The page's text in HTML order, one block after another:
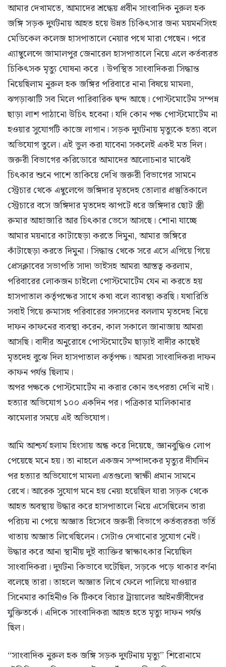
আমার দেখামতে, আমাদের শ্রদ্ধেয় প্রবীন সাংবাদিক নুরুল হক
জঙ্গি সড়ক দুর্ঘটনায় আহত হয়ে উন্নত চিকিৎসার জন্য ময়মনসিংহ
মেডিকেল কলেজ হাসপাতালে নেয়ার পথে মারা গেছেন। পরে
এ্যাম্বুলেন্সে জামালপুর জেনারেল হাসপাতালে নিয়ে এলে কর্তব্যরত
চিকিৎসক মৃত্যু ঘোষনা করে । উপস্থিত সাংবাদিকরা সিদ্ধান্ত
নিয়েছিলাম নুরুল হক জঙ্গির পরিবারে নানা বিষয়ে মামলা,
ঝগড়াঝাটি সব মিলে পারিবারিক দ্বন্দ আছে। পোস্টমোর্টেম সম্পন্ন
ছাড়া লাশ পাঠানো উচিৎ হবেনা। যদি কোন পক্ষ পোস্টমোর্টেম না
হওয়ার সুযোগটি কাজে লাগান। সড়ক দুর্ঘটনায় মৃত্যুকে হত্যা বলে
অভিযোগ তুলে। এই ভুল করা যাবেনা সকলেই একই মত দিল।
জরুরী বিভাগের করিডোরে আমাদের আলোচনার মাঝেই
চিৎকার শুনে পাশে তাকিয়ে দেখি জরুরী বিভাগের সামনে
স্ট্রেচার থেকে এম্বুলেন্সে জঙ্গিদার মৃতদেহ তোলার প্রস্তুতিকালে
স্ট্রেচারে বসে জঙ্গিদার মৃতদেহ ঝাপটে ধরে জঙ্গিদার ছোট স্ত্রী
রুমার আহাজারি আর চিৎকার ভেসে আসছে। শোনা যাচ্ছে
আমার ময়নারে কাটাছেড়া করতে দিমুনা, আমার জঙ্গিরে
কাঁটাছেড়া করতে দিমুনা। সিদ্ধান্ত থেকে সরে এসে এগিয়ে গিয়ে
প্রেসক্লাবের সভাপতি সাদা ভাইসহ আমরা আস্তত্ব করলাম,
পরিবারের লোকজন চাইলো পোস্টমোর্টেম যেন না করতে হয়
হাসপাতাল কর্তৃপক্ষের সাথে কথা বলে ব্যাবস্থা করছি। যথারিতি
সবাই গিয়ে রুমাসহ পরিবারের সদস্যদের বললাম মৃতদেহ নিয়ে
দাফন কাফনের ব্যবস্থা করেন, কাল সকালে জানাজায় আমরা
আসছি। বাদীর অনুরোধে পোস্টমোর্টেম ছাড়াই বাদীর কাছেই
মৃতদেহ বুঝে দিল হাসপাতাল কর্তৃপক্ষ। আমরা সাংবাদিকরা দাফন
কাফন পর্যন্ত ছিলাম।
অপর পক্ষকে পোস্টমোর্টেম না করার কোন তৎপরতা দেখি নাই।
হত্যার অভিযোগ ১০০ একদিন পর। পত্রিকার মালিকানার
ঝামেলার সময়ে এই অভিযোগ।
আমি আশ্চর্য হলাম হিংসায় অন্ধ করে দিয়েছে, জ্ঞানবুদ্ধিও লোপ
পেয়েছে মনে হয়। তা নাহলে একজন সম্পাদকের মৃত্যুর দীর্ঘদিন
পর হত্যার অভিযোগে মামলা এতগুলো স্বাক্ষী প্রমান সামনে
রেখে। আরেক সুযোগ মনে হয় নেয়া হয়েছিল যারা সড়ক থেকে
আহত অবস্থায় উদ্ধার করে হাসপাতালে নিয়ে এসেছিলেন তারা
পরিচয় না পেয়ে অজ্ঞাত হিসেবে জরুরী বিভাগে কর্তব্যরতরা ভর্তি
খাতায় অজ্ঞাত লিখেছিলেন। সেটাও দেখানোর সুযোগ নেই।
উদ্ধার করে আনা স্থানীয় দুই ব্যাক্তির স্বাক্ষাৎকার নিয়েছিল
সাংবাদিকরা। দুর্ঘটনা কিভাবে ঘটেছিল, সড়কে পড়ে থাকার বর্ণনা
বলেছে তারা। তাহলে অজ্ঞাত লিখে ফেলে পালিয়ে যাওয়ার
সিনেমার কাহিনীও কি টিকবে বিচার ট্রায়ালের আইনজীবীদের
যুক্তিতর্কে। এদিকে সাংবাদিকরা আহত হতে মৃত্যু দাফন পর্যন্ত
ছিল।
“সাংবাদিক নুরুল হক জঙ্গি সড়ক দুর্ঘটনায় মৃত্যু” শিরোনামে